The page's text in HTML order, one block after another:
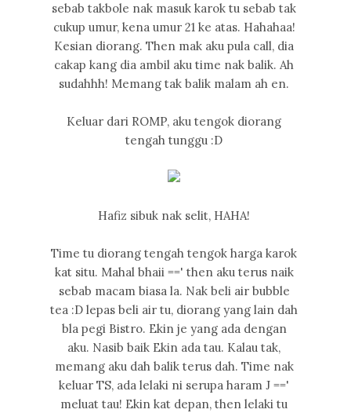
sebab takbole nak masuk karok tu sebab tak
cukup umur, kena umur 21 ke atas. Hahahaa!
Kesian diorang. Then mak aku pula call, dia
cakap kang dia ambil aku time nak balik. Ah
sudahhh! Memang tak balik malam ah en.
Keluar dari ROMP, aku tengok diorang
tengah tunggu :D
Hafiz sibuk nak selit, HAHA!
Time tu diorang tengah tengok harga karok
kat situ. Mahal bhaii ==' then aku terus naik
sebab macam biasa la. Nak beli air bubble
tea :D lepas beli air tu, diorang yang lain dah
bla pegi Bistro. Ekin je yang ada dengan
aku. Nasib baik Ekin ada tau. Kalau tak,
memang aku dah balik terus dah. Time nak
keluar TS, ada lelaki ni serupa haram J =='
meluat tau! Ekin kat depan, then lelaki tu